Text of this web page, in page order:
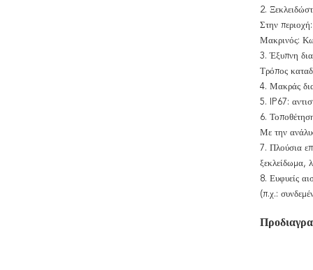
2.
Στην
Μακρινός:
3. Έξυπνη
Τρόπος
4. Μακράς
5. IP67:
6.
Με την
7. Πλούσια
ξεκλείδωμα,
8. Ευφυείς
(π.χ.: